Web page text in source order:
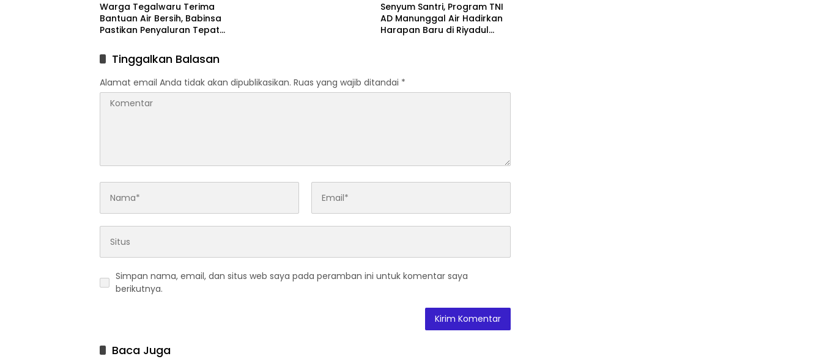
Warga Tegalwaru Terima
Bantuan Air Bersih, Babinsa
Pastikan Penyaluran Tepat
Senyum Santri, Program TNI
AD Manunggal Air Hadirkan
Harapan Baru di Riyadul
Tinggalkan Balasan
Alamat email Anda tidak akan dipublikasikan. Ruas yang wajib ditandai *
Simpan nama, email, dan situs web saya pada peramban ini untuk komentar saya
berikutnya.
Baca Juga